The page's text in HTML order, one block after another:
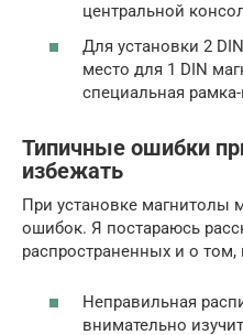
центральной
Для установки 2
место для 1 DIN
специальная
Типичные ошибки
избежать
При установке магнитолы
ошибок. Я постараюсь
распространенных и о том,
Неправильная
внимательно